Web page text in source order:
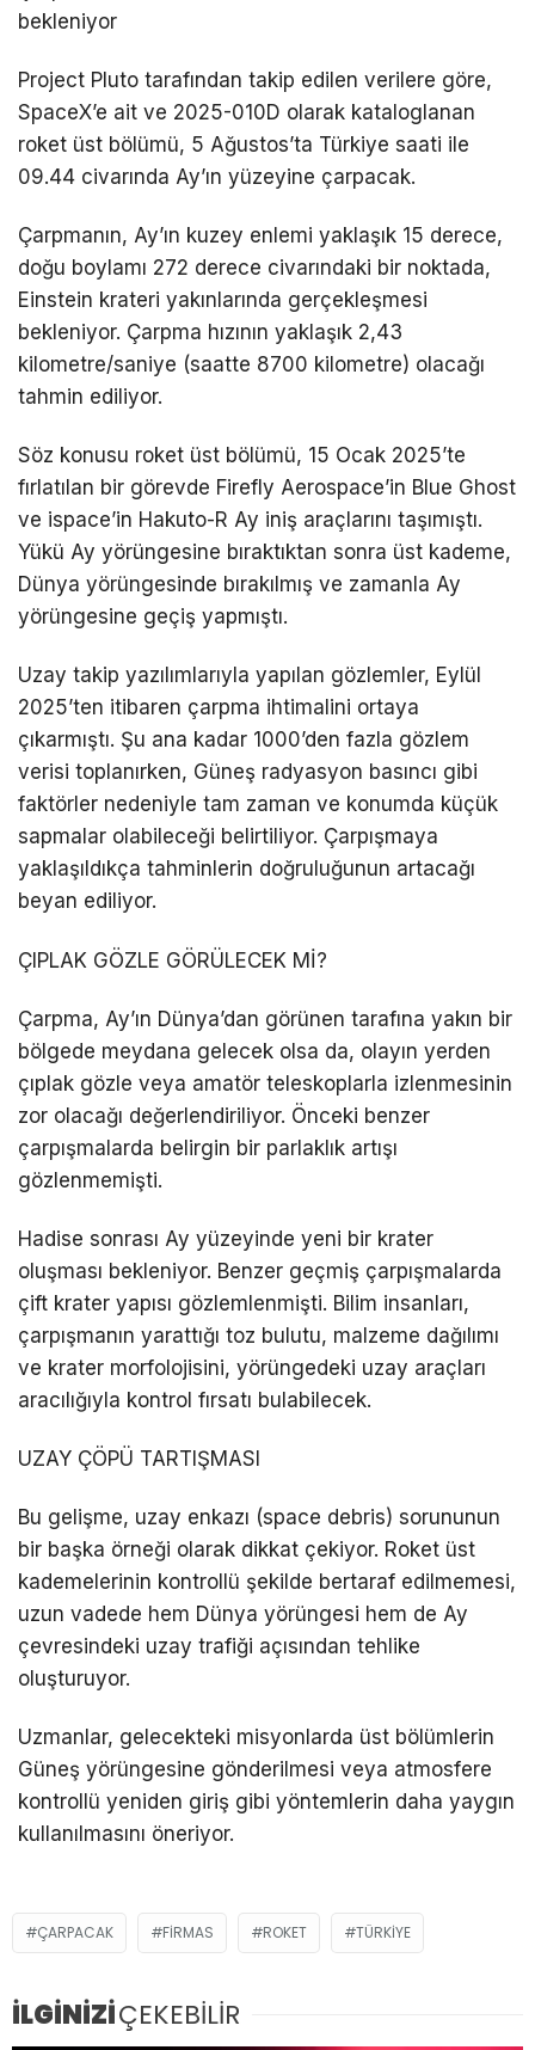
bekleniyor
Project Pluto tarafından takip edilen verilere göre,
SpaceX’e ait ve 2025-010D olarak kataloglanan
roket üst bölümü, 5 Ağustos’ta Türkiye saati ile
09.44 civarında Ay’ın yüzeyine çarpacak.
Çarpmanın, Ay’ın kuzey enlemi yaklaşık 15 derece,
doğu boylamı 272 derece civarındaki bir noktada,
Einstein krateri yakınlarında gerçekleşmesi
bekleniyor. Çarpma hızının yaklaşık 2,43
kilometre/saniye (saatte 8700 kilometre) olacağı
tahmin ediliyor.
Söz konusu roket üst bölümü, 15 Ocak 2025’te
fırlatılan bir görevde Firefly Aerospace’in Blue Ghost
ve ispace’in Hakuto-R Ay iniş araçlarını taşımıştı.
Yükü Ay yörüngesine bıraktıktan sonra üst kademe,
Dünya yörüngesinde bırakılmış ve zamanla Ay
yörüngesine geçiş yapmıştı.
Uzay takip yazılımlarıyla yapılan gözlemler, Eylül
2025’ten itibaren çarpma ihtimalini ortaya
çıkarmıştı. Şu ana kadar 1000’den fazla gözlem
verisi toplanırken, Güneş radyasyon basıncı gibi
faktörler nedeniyle tam zaman ve konumda küçük
sapmalar olabileceği belirtiliyor. Çarpışmaya
yaklaşıldıkça tahminlerin doğruluğunun artacağı
beyan ediliyor.
ÇIPLAK GÖZLE GÖRÜLECEK Mİ?
Çarpma, Ay’ın Dünya’dan görünen tarafına yakın bir
bölgede meydana gelecek olsa da, olayın yerden
çıplak gözle veya amatör teleskoplarla izlenmesinin
zor olacağı değerlendiriliyor. Önceki benzer
çarpışmalarda belirgin bir parlaklık artışı
gözlenmemişti.
Hadise sonrası Ay yüzeyinde yeni bir krater
oluşması bekleniyor. Benzer geçmiş çarpışmalarda
çift krater yapısı gözlemlenmişti. Bilim insanları,
çarpışmanın yarattığı toz bulutu, malzeme dağılımı
ve krater morfolojisini, yörüngedeki uzay araçları
aracılığıyla kontrol fırsatı bulabilecek.
UZAY ÇÖPÜ TARTIŞMASI
Bu gelişme, uzay enkazı (space debris) sorununun
bir başka örneği olarak dikkat çekiyor. Roket üst
kademelerinin kontrollü şekilde bertaraf edilmemesi,
uzun vadede hem Dünya yörüngesi hem de Ay
çevresindeki uzay trafiği açısından tehlike
oluşturuyor.
Uzmanlar, gelecekteki misyonlarda üst bölümlerin
Güneş yörüngesine gönderilmesi veya atmosfere
kontrollü yeniden giriş gibi yöntemlerin daha yaygın
kullanılmasını öneriyor.
ÇARPACAK FIRMAS ROKET TÜRKIYE
İLGİNİZİÇEKEBİLİR